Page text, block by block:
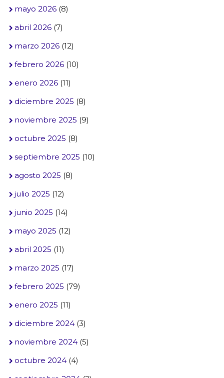
mayo 2026(8)
abril 2026(7)
marzo 2026(12)
febrero 2026(10)
enero 2026(11)
diciembre 2025 (8)
noviembre 2025 (9)
octubre 2025 (8)
septiembre 2025 (10)
agosto 2025 (8)
julio 2025 (12)
junio 2025 (14)
mayo 2025 (12)
abril 2025 (11)
marzo 2025 (17)
febrero 2025 (79)
enero 2025 (11)
diciembre 2024(3)
noviembre 2024(5)
octubre 2024(4)